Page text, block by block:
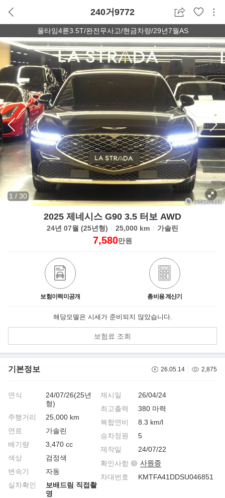
240거9772
풀타임4륜3.5T/완전무사고/현금차량/29년7월AS
1 / 30
2025 제네시스 G90 3.5 터보 AWD
24년 07월 (25년형) 25,000 km 가솔린
7,580만원
보험이력미공개 총비용 계산기
해당모델은 시세가 준비되지 않았습니다.
보험료 조회
기본정보 26.05.14 2,875
연식
24/07/26(25년
형)
주행거리
25,000 km
연료
가솔린
배기량
3,470 cc
색상
검정색
변속기
자동
실차확인
보배드림 직접촬
영
제시일
26/04/24
최고출력
380 마력
복합연비
8.3 km/l
승차정원
5
제작일
24/07/22
확인사항
사원증
차대번호
KMTFA41DDSU046851